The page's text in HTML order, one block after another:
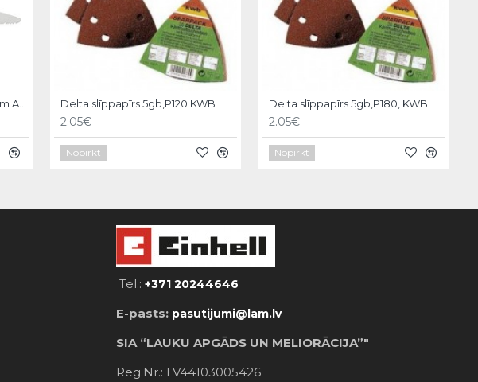
Bimetāla asmens zobenzāģim AKKU-TOP,150/130mm,2gb, KWB Delta slīppapīrs 5gb,P120 KWB
2.05€
Nopirkt
Delta slīppapīrs 5gb,P180, KWB
2.05€
Nopirkt
Tel.:+371 20244646
E-pasts: pasutijumi@lam.lv
SIA “LAUKU APGĀDS UN MELIORĀCIJA”"
Reg.Nr.: LV44103005426